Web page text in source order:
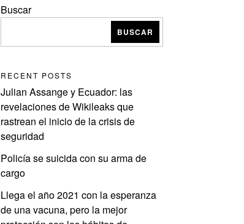
Buscar
BUSCAR
RECENT POSTS
Julian Assange y Ecuador: las
revelaciones de Wikileaks que
rastrean el inicio de la crisis de
seguridad
Policía se suicida con su arma de
cargo
Llega el año 2021 con la esperanza
de una vacuna, pero la mejor